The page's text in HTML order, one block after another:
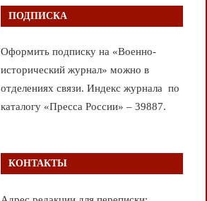
ПОДПИСКА
Оформить подписку на «Военно-
исторический журнал» можно в
отделениях связи. Индекс журнала по
каталогу «Пресса России» – 39887.
КОНТАКТЫ